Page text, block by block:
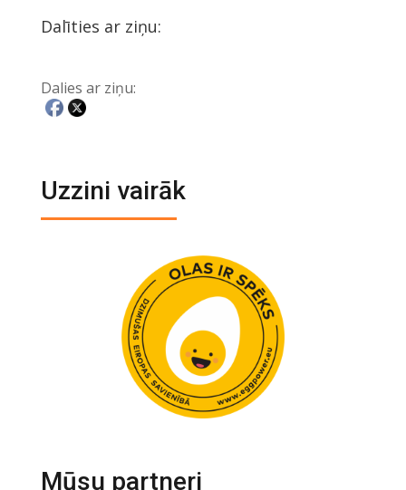
Dalīties ar ziņu:
Dalies ar ziņu:
Uzzini vairāk
Mūsu partneri